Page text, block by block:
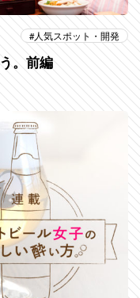
人気スポット・開発
。前編